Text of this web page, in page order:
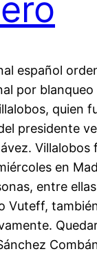
español
por
quien
presidente
Villalobos
en
entre
Vuteff,